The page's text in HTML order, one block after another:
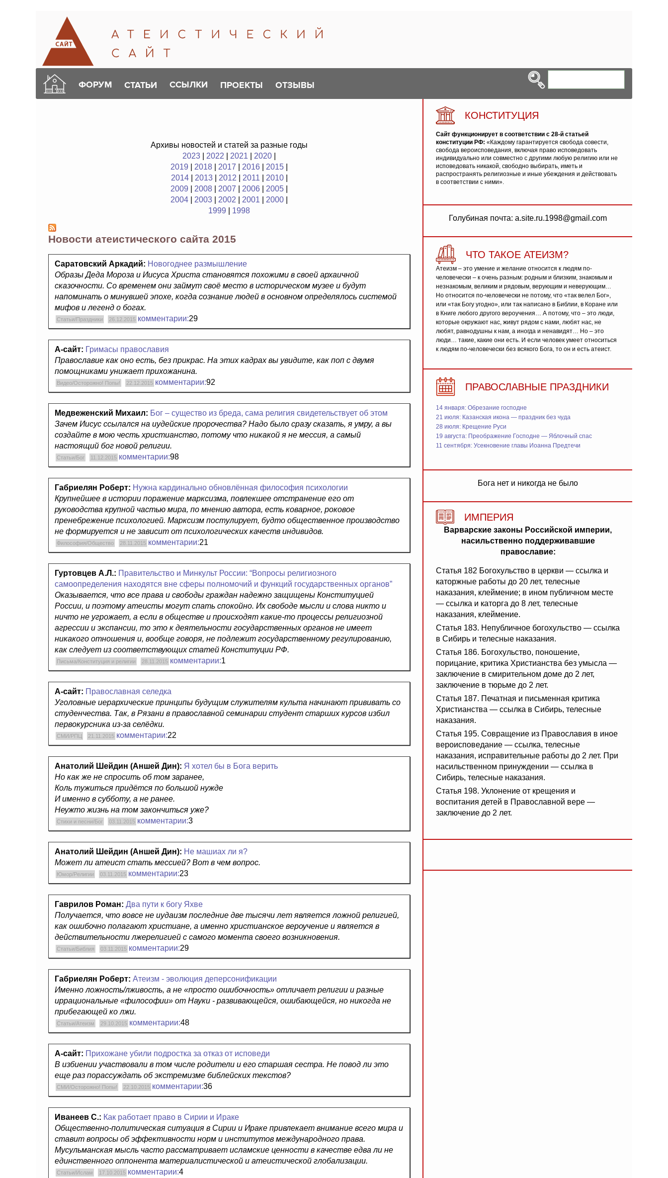
ФОРУМ СТАТЬИ ССЫЛКИ ПРОЕКТЫ ОТЗЫВЫ
Архивы новостей и статей за разные годы
2023
2022 2021 2020
2019
2018 2017 2016 2015
2014| 2013| 2012 2011 2010|
2009
2008 2007 2006 2005
2004
2003 2002 2001 2000
1999
1998
Новости атеистического сайта 2015
Саратовский Аркадий: Новогоднее размышление
Образы Деда Мороза и Иисуса Христа становятся похожими в своей архаичной
сказочности. Со временем они займут своё место в историческом музее и будут
напоминать о минувшей эпохе, когда сознание людей в основном определялось системой
мифов и легенд о богах.
Статьи/Праздники 26.12.2015 комментарии:29
А-сайт: Гримасы православия
Православие как оно есть, без прикрас. На этих кадрах вы увидите, как поп с двумя
помощниками унижает прихожанина.
Видео/Осторожно! Попы! 22.12.2015 комментарии:92
Медвеженский Михаил: Бог – существо из бреда, сама религия свидетельствует об этом
Зачем Иисус ссылался на иудейские пророчества? Надо было сразу сказать, я умру, а вы
создайте в мою честь христианство, потому что никакой я не мессия, а самый
настоящий бог новой религии.
Статьи/Бог 11.12.2015 комментарии:98
Габриелян Роберт: Нужна кардинально обновлённая философия психологии
Крупнейшее в истории поражение марксизма, повлекшее отстранение его от
руководства крупной частью мира, по мнению автора, есть коварное, роковое
пренебрежение психологией. Марксизм постулирует, будто общественное производство
не формируется и не зависит от психологических качеств индивидов.
Философия/Общество 28.11.2015 комментарии:21
Гуртовцев А.Л.: Правительство и Минкульт России: “Вопросы религиозного
самоопределения находятся вне сферы полномочий и функций государственных органов”
Оказывается, что все права и свободы граждан надежно защищены Конституцией
России, и поэтому атеисты могут спать спокойно. Их свободе мысли и слова никто и
ничто не угрожает, а если в обществе и происходят какие-то процессы религиозной
агрессии и экспансии, то это к деятельности государственных органов не имеет
никакого отношения и, вообще говоря, не подлежит государственному регулированию,
как следует из соответствующих статей Конституции РФ.
Письма/Конституция и религии 28.11.2015 комментарии:1
А-сайт: Православная селедка
Уголовные иерархические принципы будущим служителям культа начинают прививать со
студенчества. Так, в Рязани в православной семинарии студент старших курсов избил
первокурсника из-за селёдки.
СМИ/РПЦ 21.11.2015 комментарии:22
Анатолий Шейдин (Аншей Дин): Я хотел бы в Бога верить
Но как же не спросить об том заранее,
Коль тужиться придётся по большой нужде
И именно в субботу, а не ранее.
Неужто жизнь на том закончиться уже?
Стихи и песни/Бог 03.11.2015 комментарии:3
Анатолий Шейдин (Аншей Дин): Не машиах ли я?
Может ли атеист стать мессией? Вот в чем вопрос.
Юмор/Религии 03.11.2015 комментарии:23
Гаврилов Роман: Два пути к богу Яхве
Получается, что вовсе не иудаизм последние две тысячи лет является ложной религией,
как ошибочно полагают христиане, а именно христианское вероучение и является в
действительности лжерелигией с самого момента своего возникновения.
Статьи/Библия 03.11.2015 комментарии:29
Габриелян Роберт: Атеизм - эволюция деперсонификации
Именно ложность/лживость, а не «просто ошибочность» отличает религии и разные
иррациональные «философии» от Науки - развивающейся, ошибающейся, но никогда не
прибегающей ко лжи.
Статьи/Атеизм 29.10.2015 комментарии:48
А-сайт: Прихожане убили подростка за отказ от исповеди
В избиении участвовали в том числе родители и его старшая сестра. Не повод ли это
еще раз порассуждать об экстремизме библейских текстов?
СМИ/Осторожно! Попы! 22.10.2015 комментарии:36
Иванеев С.: Как работает право в Сирии и Ираке
Общественно-политическая ситуация в Сирии и Ираке привлекает внимание всего мира и
ставит вопросы об эффективности норм и институтов международного права.
Мусульманская мысль часто рассматривает исламские ценности в качестве едва ли не
единственного оппонента материалистической и атеистической глобализации.
Статьи/Ислам 17.10.2015 комментарии:4
КОНСТИТУЦИЯ
Сайт функционирует в соответствии с 28-й статьей
конституции РФ: «Каждому гарантируется свобода совести,
свобода вероисповедания, включая право исповедовать
индивидуально или совместно с другими любую религию или не
исповедовать никакой, свободно выбирать, иметь и
распространять религиозные и иные убеждения и действовать
в соответствии с ними».
Голубиная почта: a.site.ru.1998@gmail.com
ЧТО ТАКОЕ АТЕИЗМ?
Атеизм – это умение и желание относится к людям по-
человечески – к очень разным: родным и близким, знакомым и
незнакомым, великим и рядовым, верующим и неверующим…
Но относится по-человечески не потому, что «так велел Бог»,
или «так Богу угодно», или так написано в Библии, в Коране или
в Книге любого другого вероучения… А потому, что – это люди,
которые окружают нас, живут рядом с нами, любят нас, не
любят, равнодушны к нам, а иногда и ненавидят… Но – это
люди… такие, какие они есть. И если человек умеет относиться
к людям по-человечески без всякого Бога, то он и есть атеист.
ПРАВОСЛАВНЫЕ ПРАЗДНИКИ
14 января: Обрезание господне
21 июля: Казанская икона — праздник без чуда
28 июля: Крещение Руси
19 августа: Преображение Господне — Яблочный спас
11 сентября: Усекновение главы Иоанна Предтечи
Бога нет и никогда не было
ИМПЕРИЯ
Варварские законы Российской империи,
насильственно поддерживавшие
православие:
Статья 182 Богохульство в церкви — ссылка и
каторжные работы до 20 лет, телесные
наказания, клеймение; в ином публичном месте
— ссылка и каторга до 8 лет, телесные
наказания, клеймение.
Статья 183. Непубличное богохульство — ссылка
в Сибирь и телесные наказания.
Статья 186. Богохульство, поношение,
порицание, критика Христианства без умысла —
заключение в смирительном доме до 2 лет,
заключение в тюрьме до 2 лет.
Статья 187. Печатная и письменная критика
Христианства — ссылка в Сибирь, телесные
наказания.
Статья 195. Совращение из Православия в иное
вероисповедание — ссылка, телесные
наказания, исправительные работы до 2 лет. При
насильственном принуждении — ссылка в
Сибирь, телесные наказания.
Статья 198. Уклонение от крещения и
воспитания детей в Православной вере —
заключение до 2 лет.